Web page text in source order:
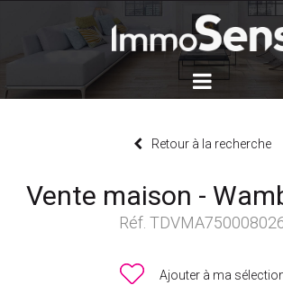
Retour à la recherche
Vente maison -
Réf.
Ajouter à ma